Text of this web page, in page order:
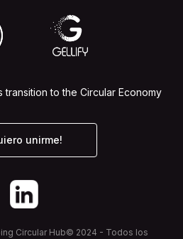
to the Circular Economy
unirme!
Circular Hub© 2024 - Todos los